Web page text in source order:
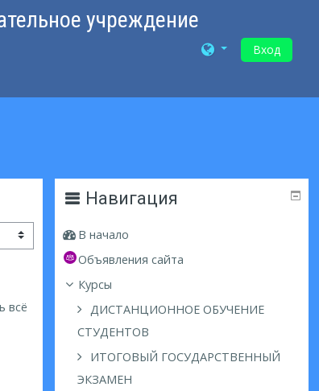
учреждение
Вход
всё
Навигация
В начало
Объявления сайта
Курсы
ДИСТАНЦИОННОЕ ОБУЧЕНИЕ
СТУДЕНТОВ
ИТОГОВЫЙ ГОСУДАРСТВЕННЫЙ
ЭКЗАМЕН